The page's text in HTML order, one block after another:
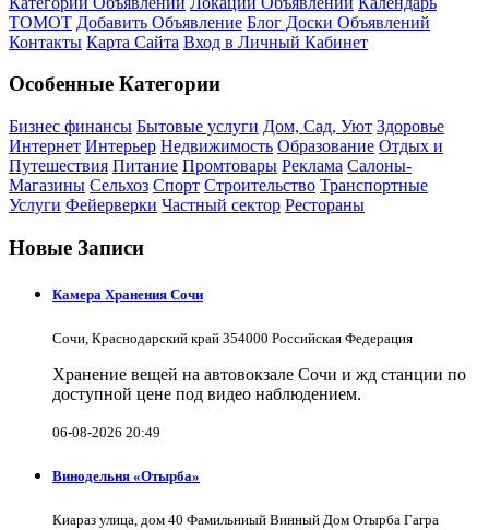
ТОМОТ Добавить Объявление Блог Доски Объявлений
Контакты Карта Сайта Вход в Личный Кабинет
Особенные Категории
Бизнес финансы Бытовые услуги Дом, Сад, Уют Здоровье
Интернет Интерьер Недвижимость Образование Отдых и
Путешествия Питание Промтовары Реклама Салоны-
Магазины Сельхоз Спорт Строительство Транспортные
Услуги Фейерверки Частный сектор Рестораны
Новые Записи
Камера Хранения Сочи
Сочи, Краснодарский край 354000 Российская Федерация
Хранение вещей на автовокзале Сочи и жд станции по
доступной цене под видео наблюдением.
06-08-2026 20:49
Винодельня «Отырба»
Киараз улица, дом 40 Фамильниый Винный Дом Отырба Гагра